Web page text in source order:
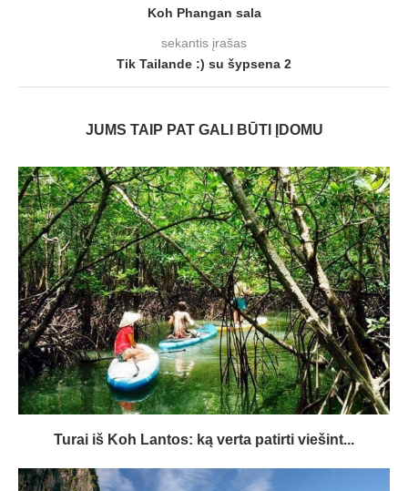
Koh Phangan sala
sekantis įrašas
Tik Tailande :) su šypsena 2
JUMS TAIP PAT GALI BŪTI ĮDOMU
Turai iš Koh Lantos: ką verta patirti viešint...